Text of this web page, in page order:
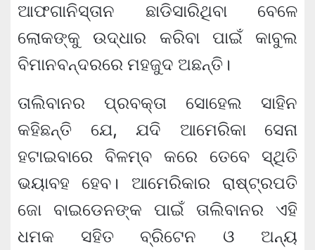
ଆଫଗାନିସ୍ତାନ ଛାଡିସାରିଥିବା ବେଳେ
ଲୋକଙ୍କୁ ଉଦ୍ଧାର କରିବା ପାଇଁ କାବୁଲ
ବିମାନବନ୍ଦରରେ ମହଜୁଦ ଅଛନ୍ତି।
ତାଲିବାନର ପ୍ରବକ୍ତା ସୋହେଲ ସାହିନ
କହିଛନ୍ତି ଯେ, ଯଦି ଆମେରିକା ସେନା
ହଟାଇବାରେ ବିଳମ୍ବ କରେ ତେବେ ସ୍ଥିତି
ଭୟାବହ ହେବ। ଆମେରିକାର ରାଷ୍ଟ୍ରପତି
ଜୋ ବାଇଡେନଙ୍କ ପାଇଁ ତାଲିବାନର ଏହି
ଧମକ ସହିତ ବ୍ରିଟେନ ଓ ଅନ୍ୟ